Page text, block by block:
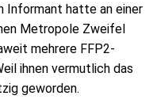
Informant hatte an einer
Metropole Zweifel
mehrere FFP2-
ihnen vermutlich das
geworden.